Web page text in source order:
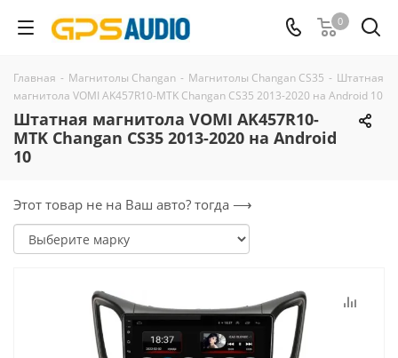
0
Главная - Магнитолы Changan - Магнитолы Changan CS35 - Штатная
магнитола VOMI AK457R10-MTK Changan CS35 2013-2020 на Android 10
Штатная магнитола VOMI AK457R10-
MTK Changan CS35 2013-2020 на Android
10
Этот товар не на Ваш авто? тогда ⟶